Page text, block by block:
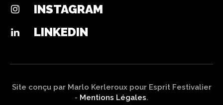
INSTAGRAM
LINKEDIN
Site conçu par Marlo Kerleroux pour Esprit Festivalier
- Mentions Légales.